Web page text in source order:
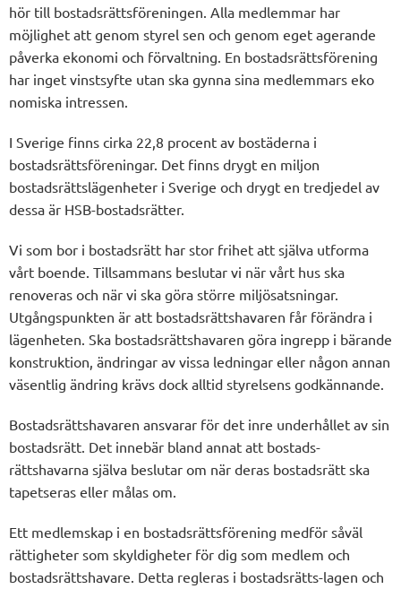
hör till bostadsrättsföreningen. Alla medlemmar har
möjlighet att genom styrel sen och genom eget agerande
påverka ekonomi och förvaltning. En bostadsrättsförening
har inget vinstsyfte utan ska gynna sina medlemmars eko
nomiska intressen.
I Sverige finns cirka 22,8 procent av bostäderna i
bostadsrättsföreningar. Det finns drygt en miljon
bostadsrättslägenheter i Sverige och drygt en tredjedel av
dessa är HSB-bostadsrätter.
Vi som bor i bostadsrätt har stor frihet att själva utforma
vårt boende. Tillsammans beslutar vi när vårt hus ska
renoveras och när vi ska göra större miljösatsningar.
Utgångspunkten är att bostadsrättshavaren får förändra i
lägenheten. Ska bostadsrättshavaren göra ingrepp i bärande
konstruktion, ändringar av vissa ledningar eller någon annan
väsentlig ändring krävs dock alltid styrelsens godkännande.
Bostadsrättshavaren ansvarar för det inre underhållet av sin
bostadsrätt. Det innebär bland annat att bostads-
rättshavarna själva beslutar om när deras bostadsrätt ska
tapetseras eller målas om.
Ett medlemskap i en bostadsrättsförening medför såväl
rättigheter som skyldigheter för dig som medlem och
bostadsrättshavare. Detta regleras i bostadsrätts-lagen och